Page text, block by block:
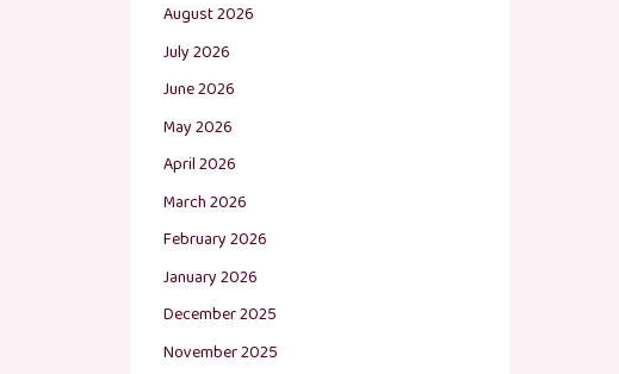
August 2026
July 2026
June 2026
May 2026
April 2026
March 2026
February 2026
January 2026
December 2025
November 2025